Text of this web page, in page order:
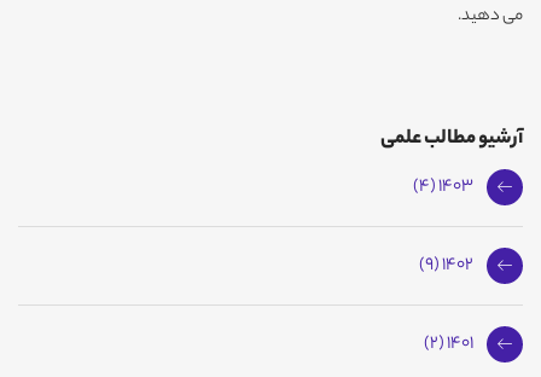
می دهید.
آرشیو مطالب علمی
1403 (4)
1402 (9)
1401 (2)